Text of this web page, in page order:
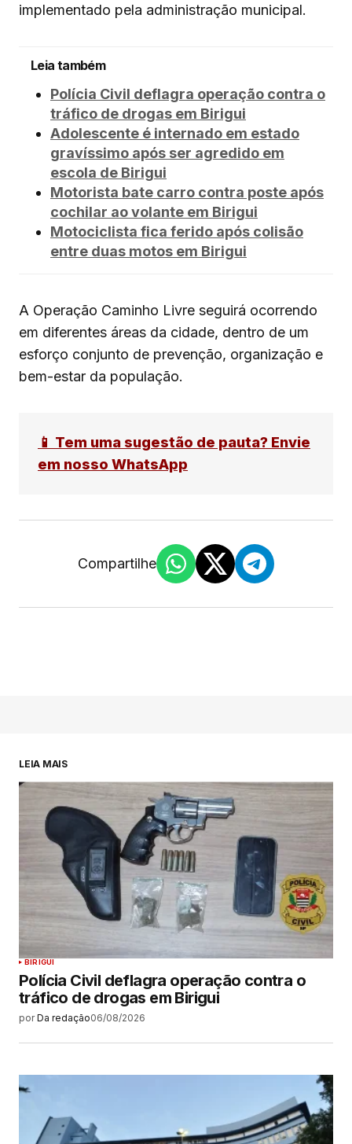
implementado pela administração municipal.
Leia também
Polícia Civil deflagra operação contra o
tráfico de drogas em Birigui
Adolescente é internado em estado
gravíssimo após ser agredido em
escola de Birigui
Motorista bate carro contra poste após
cochilar ao volante em Birigui
Motociclista fica ferido após colisão
entre duas motos em Birigui
A Operação Caminho Livre seguirá ocorrendo
em diferentes áreas da cidade, dentro de um
esforço conjunto de prevenção, organização e
bem-estar da população.
📱 Tem uma sugestão de pauta? Envie
em nosso WhatsApp
Compartilhe
LEIA MAIS
BIRIGUI
Polícia Civil deflagra operação contra o
tráfico de drogas em Birigui
por Da redação06/08/2026